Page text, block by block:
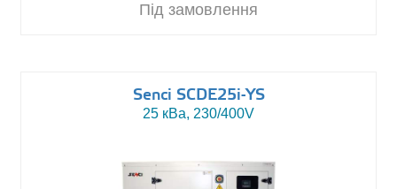
Під замовлення
Senci SCDE25i-YS
25 кВа, 230/400V